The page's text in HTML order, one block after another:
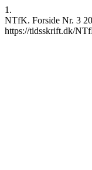
1.
NTfK. Forside Nr. 3
https://tidsskrift.dk/